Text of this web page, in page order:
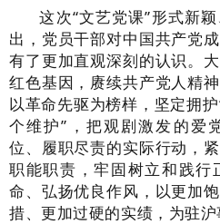
这次“文艺党课”形式新
出，党员干部对中国共产党
有了更加直观深刻的认识。
红色基因，赓续共产党人精
以革命先驱为榜样，坚定拥护
个维护” ，把观剧激发的爱
位、履职尽责的实际行动，
职能职责，牢固树立和践行
命、弘扬优良作风，以更加
措、更加过硬的实绩， 为驻沪